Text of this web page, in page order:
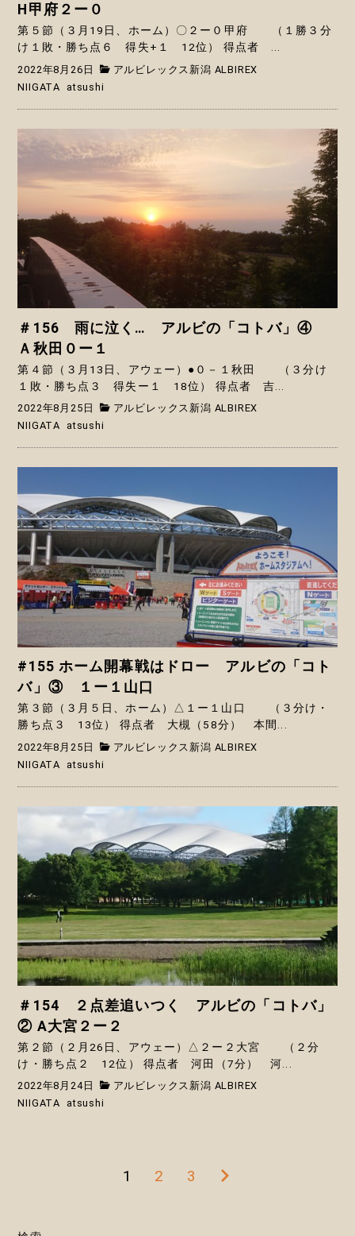
H甲府２ー０
第５節（３月19日、ホーム）〇２ー０甲府 （１勝３分
け１敗・勝ち点６ 得失+１ 12位） 得点者 ...
2022年8月26日
アルビレックス新潟 ALBIREX
NIIGATA
atsushi
＃156 雨に泣く… アルビの「コトバ」④
Ａ秋田０ー１
第４節（３月13日、アウェー）●０－１秋田 （３分け
１敗・勝ち点３ 得失ー１ 18位） 得点者 吉...
2022年8月25日
アルビレックス新潟 ALBIREX
NIIGATA
atsushi
#155 ホーム開幕戦はドロー アルビの「コト
バ」③ １ー１山口
第３節（３月５日、ホーム）△１ー１山口 （３分け・
勝ち点３ 13位） 得点者 大槻（58分） 本間...
2022年8月25日
アルビレックス新潟 ALBIREX
NIIGATA
atsushi
＃154 ２点差追いつく アルビの「コトバ」
② A大宮２ー２
第２節（２月26日、アウェー）△２ー２大宮 （２分
け・勝ち点２ 12位） 得点者 河田（7分） 河...
2022年8月24日
アルビレックス新潟 ALBIREX
NIIGATA
atsushi
1 2 3
次